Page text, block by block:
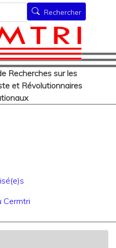
au
contenu
principal
de
Recherches sur les
et Révolutionnaires
Rechercher
Cermtri